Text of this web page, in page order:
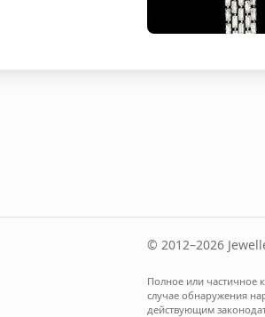
© 2012–2026
Полное или частичное
случае обнаружения
действующим